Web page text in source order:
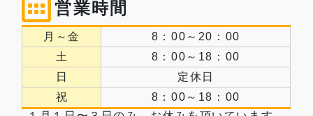
営業時間
月～金
8：00～20：00
土
8：00～18：00
日
定休日
祝
8：00～18：00